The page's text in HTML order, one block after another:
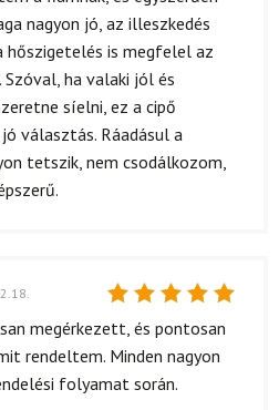
5
/ 5
nagyon jó, az illeszkedés
hőszigetelés is megfelel az
Szóval, ha valaki jól és
síelni, ez a cipő
választás. Ráadásul a
tetszik, nem csodálkozom,
Értékelés:
/ 5
megérkezett, és pontosan
rendeltem. Minden nagyon
folyamat során.